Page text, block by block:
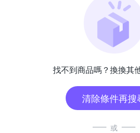
找不到商品嗎？換換其
清除條件再搜
或